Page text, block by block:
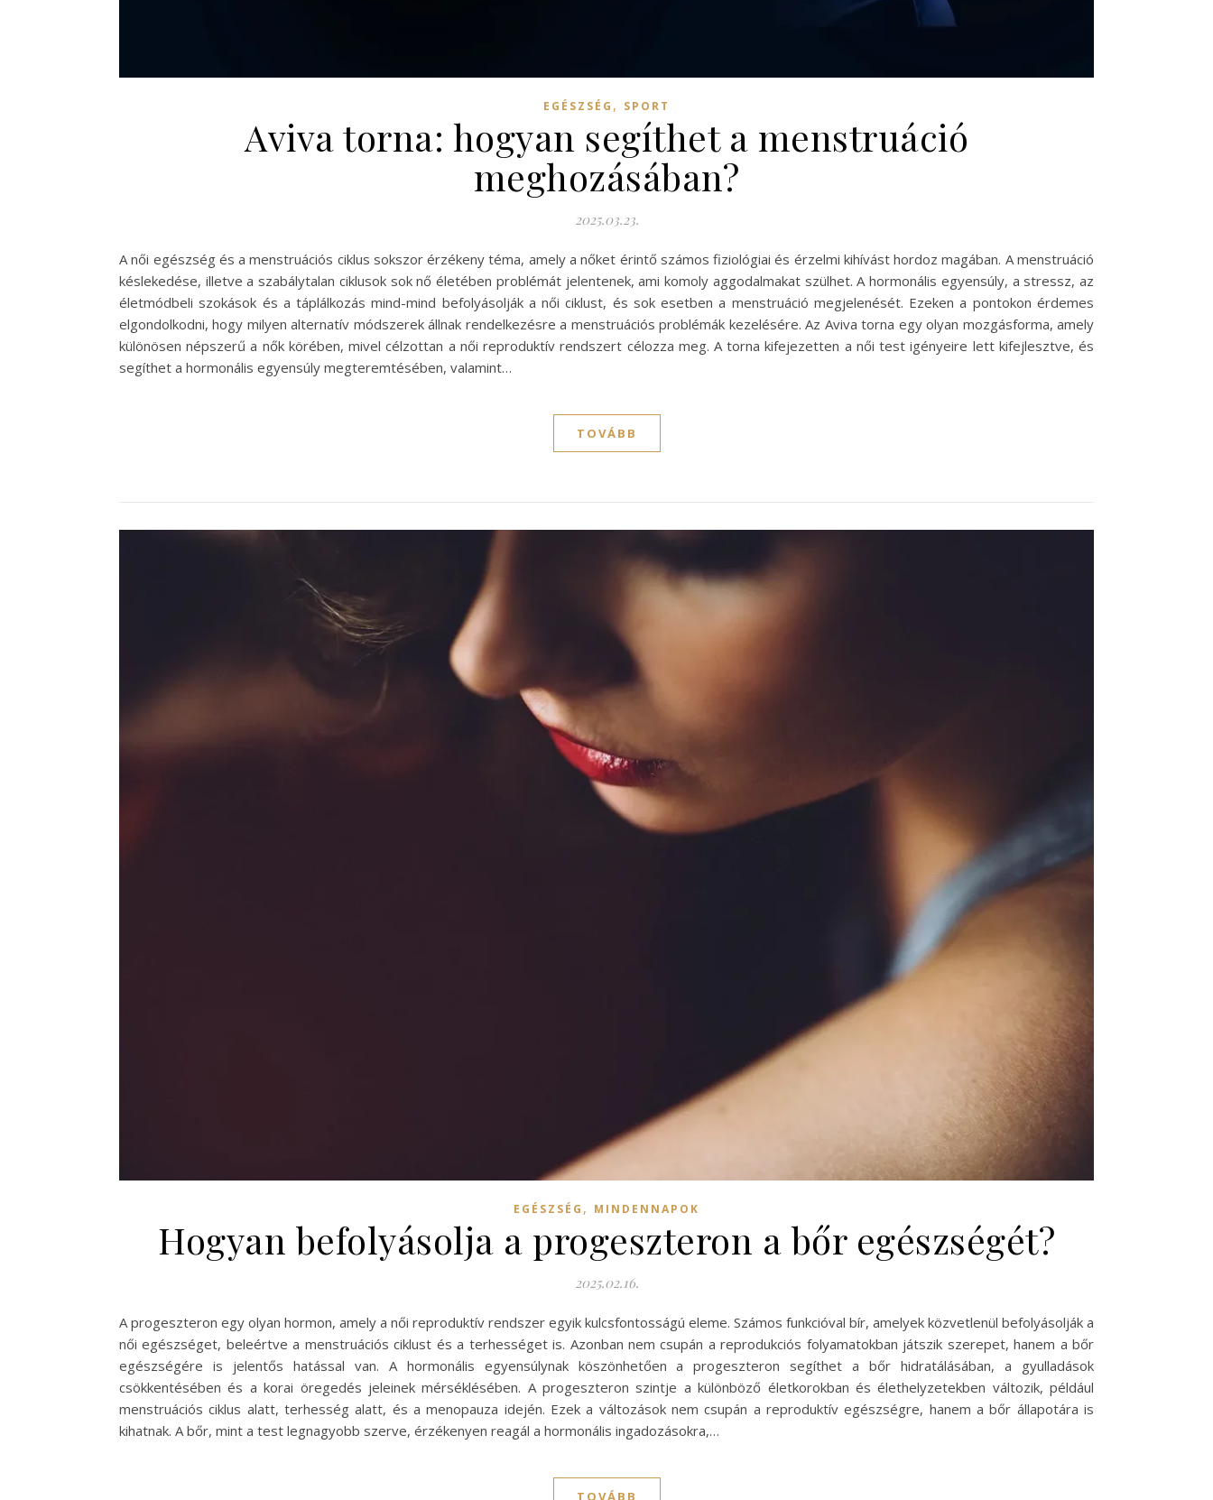
EGÉSZSÉG , SPORT
Aviva torna: hogyan segíthet a menstruáció
meghozásában?
2025.03.23.
A női egészség és a menstruációs ciklus sokszor érzékeny téma, amely a nőket érintő számos fiziológiai és érzelmi kihívást hordoz magában. A menstruáció
késlekedése, illetve a szabálytalan ciklusok sok nő életében problémát jelentenek, ami komoly aggodalmakat szülhet. A hormonális egyensúly, a stressz, az
életmódbeli szokások és a táplálkozás mind-mind befolyásolják a női ciklust, és sok esetben a menstruáció megjelenését. Ezeken a pontokon érdemes
elgondolkodni, hogy milyen alternatív módszerek állnak rendelkezésre a menstruációs problémák kezelésére. Az Aviva torna egy olyan mozgásforma, amely
különösen népszerű a nők körében, mivel célzottan a női reproduktív rendszert célozza meg. A torna kifejezetten a női test igényeire lett kifejlesztve, és
segíthet a hormonális egyensúly megteremtésében, valamint…
TOVÁBB
EGÉSZSÉG , MINDENNAPOK
Hogyan befolyásolja a progeszteron a bőr egészségét?
2025.02.16.
A progeszteron egy olyan hormon, amely a női reproduktív rendszer egyik kulcsfontosságú eleme. Számos funkcióval bír, amelyek közvetlenül befolyásolják a
női egészséget, beleértve a menstruációs ciklust és a terhességet is. Azonban nem csupán a reprodukciós folyamatokban játszik szerepet, hanem a bőr
egészségére is jelentős hatással van. A hormonális egyensúlynak köszönhetően a progeszteron segíthet a bőr hidratálásában, a gyulladások
csökkentésében és a korai öregedés jeleinek mérséklésében. A progeszteron szintje a különböző életkorokban és élethelyzetekben változik, például
menstruációs ciklus alatt, terhesség alatt, és a menopauza idején. Ezek a változások nem csupán a reproduktív egészségre, hanem a bőr állapotára is
kihatnak. A bőr, mint a test legnagyobb szerve, érzékenyen reagál a hormonális ingadozásokra,…
TOVÁBB